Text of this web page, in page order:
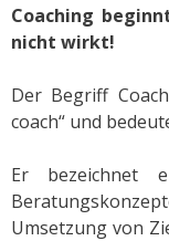
Coaching
nicht wirkt!
Der Begriff
coach“ und
Er bezeichnet
Umsetzung von